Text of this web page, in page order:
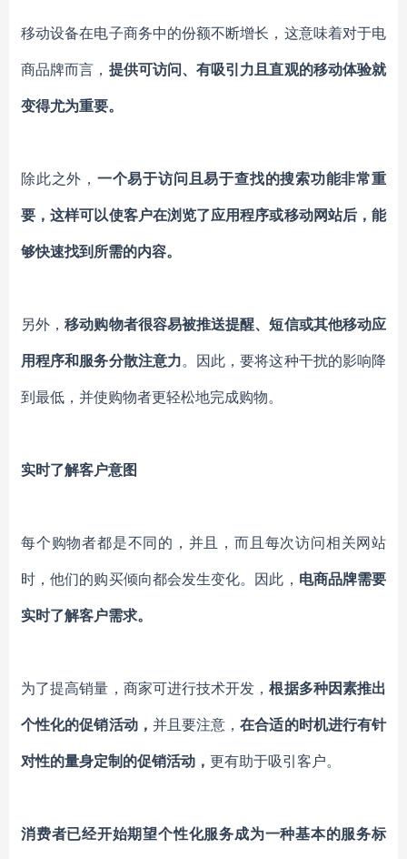
移动设备在电子商务中的份额不断增长，这意味着对于电
商品牌而言， 提供可访问、有吸引力且直观的移动体验就
变得尤为重要。
除此之外， 一个易于访问且易于查找的搜索功能非常重
要 ，这样可以使客户在浏览了应用程序或移动网站后，能
够快速找到所需的内容。
另外 ，移动购物者很容易被推送提醒、短信或其他移动应
用程序和服务分散注意力。 因此，要将这种干扰的影响降
到最低，并使购物者更轻松地完成购物。
实时了解客户意图
每个购物者都是不同的 ， 并且，而且每次访问相关网站
时，他们的购买倾向都会发生变化。因此， 电商品牌需要
实时了解客户需求。
为了提高销量， 商家可进行技术开发，根据多种因素推出
个性化的促销活动， 并且要注意，在合适的时机进行有针
对性的量身定制的促销活动， 更有助于吸引客户。
消费者已经开始期望个性化服务成为一种基本的服务标